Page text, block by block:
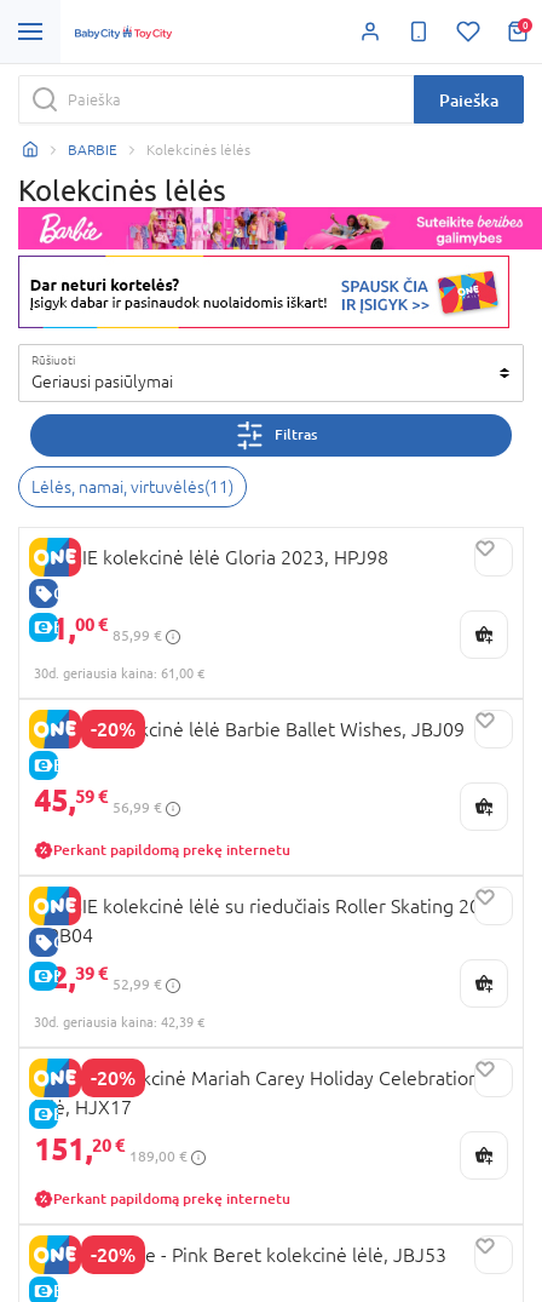
0
Paieška
BARBIE Kolekcinės lėlės
Kolekcinės lėlės
Rūšiuoti
Geriausi pasiūlymai
Filtras
Lėlės, namai, virtuvėlės(11)
GERA KAINA
E-KAINA
BARBIE kolekcinė lėlė Gloria 2023, HPJ98
61,00 €
85,99 €
30d. geriausia kaina: 61,00 €
-20%
E-KAINA
BARBIE kolekcinė lėlė Barbie Ballet Wishes, JBJ09
45,59 €
56,99 €
Perkant papildomą prekę internetu
GERA KAINA
E-KAINA
BARBIE kolekcinė lėlė su riedučiais Roller Skating 2023,
HRB04
42,39 €
52,99 €
30d. geriausia kaina: 42,39 €
-20%
E-KAINA
BARBIE Kolekcinė Mariah Carey Holiday Celebration
lėlė, HJX17
151,20 €
189,00 €
Perkant papildomą prekę internetu
-20%
E-KAINA
BARBIE Movie - Pink Beret kolekcinė lėlė, JBJ53